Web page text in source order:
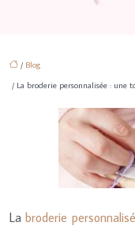
/ Blog
/ La broderie personnalisée : une
Labroderie